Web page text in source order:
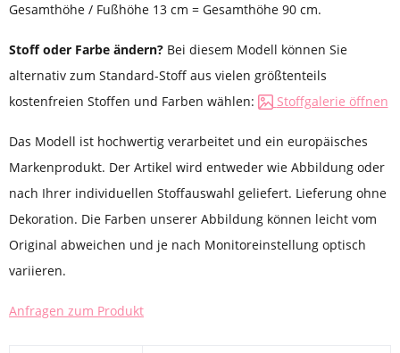
Gesamthöhe / Fußhöhe 13 cm = Gesamthöhe 90 cm.
Stoff oder Farbe ändern? Bei diesem Modell können Sie
alternativ zum Standard-Stoff aus vielen größtenteils
kostenfreien Stoffen und Farben wählen:
Stoffgalerie öffnen
Das Modell ist hochwertig verarbeitet und ein europäisches
Markenprodukt. Der Artikel wird entweder wie Abbildung oder
nach Ihrer individuellen Stoffauswahl geliefert. Lieferung ohne
Dekoration. Die Farben unserer Abbildung können leicht vom
Original abweichen und je nach Monitoreinstellung optisch
variieren.
Anfragen zum Produkt